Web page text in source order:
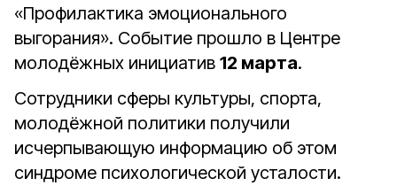
«Профилактика эмоционального
выгорания». Событие прошло в Центре
молодёжных инициатив 12 марта.
Сотрудники сферы культуры, спорта,
молодёжной политики получили
исчерпывающую информацию об этом
синдроме психологической усталости.